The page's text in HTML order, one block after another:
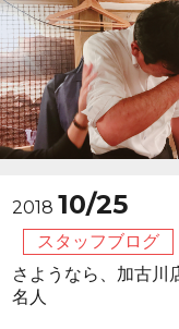
2018 10/25
スタッフブログ
さようなら、加古川
名人